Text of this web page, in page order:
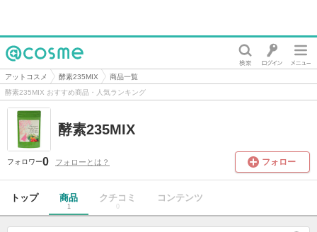
@cosme
アットコスメ 酵素235MIX
商品一覧
酵素235MIX おすすめ商品・人気ランキング
酵素235MIX
フォロワー0 フォローとは？ フォロー
トップ 商品
1
クチコミ
0
コンテンツ